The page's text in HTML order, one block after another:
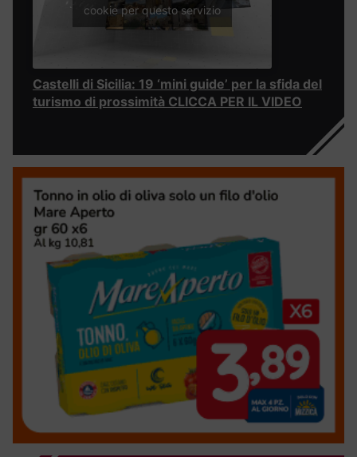
cookie per questo servizio
Castelli di Sicilia: 19 ‘mini guide’ per la sfida del
turismo di prossimità CLICCA PER IL VIDEO